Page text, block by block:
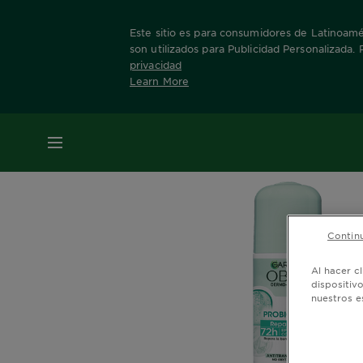
Este sitio es para consumidores de
son utilizados para Publicidad
privacidad
Learn More
MENÚ
Home Obao Dermo Eficacia
Al hacer
nuestros